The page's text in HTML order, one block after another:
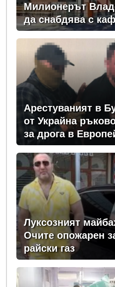
Милионерът
да снабдява с
Арестуваният в
от Украйна
за дрога в
Луксозният
Очите опожарен
райски газ